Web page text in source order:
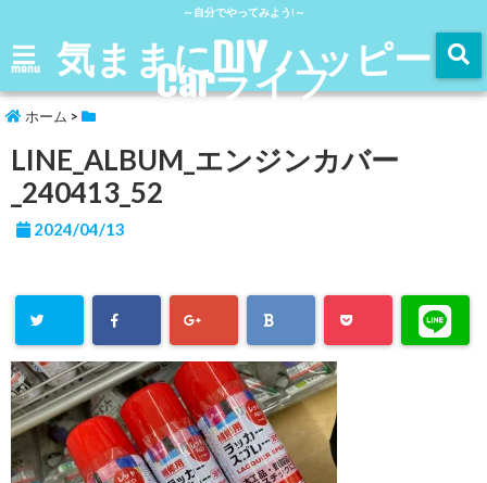
～自分でやってみよう!～
menu 気ままにDIY ハッピー
Carライフ
ホーム >
LINE_ALBUM_エンジンカバー
_240413_52
2024/04/13